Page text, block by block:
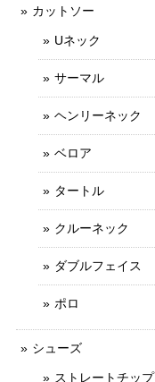
カットソー
Uネック
サーマル
ヘンリーネック
ベロア
タートル
クルーネック
ダブルフェイス
ポロ
シューズ
ストレートチップ